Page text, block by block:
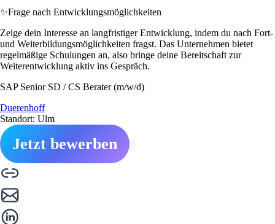
✨Frage nach Entwicklungsmöglichkeiten
Zeige dein Interesse an langfristiger Entwicklung, indem du nach Fort-
und Weiterbildungsmöglichkeiten fragst. Das Unternehmen bietet
regelmäßige Schulungen an, also bringe deine Bereitschaft zur
Weiterentwicklung aktiv ins Gespräch.
SAP Senior SD / CS Berater (m/w/d)
Duerenhoff
Standort: Ulm
Jetzt bewerben